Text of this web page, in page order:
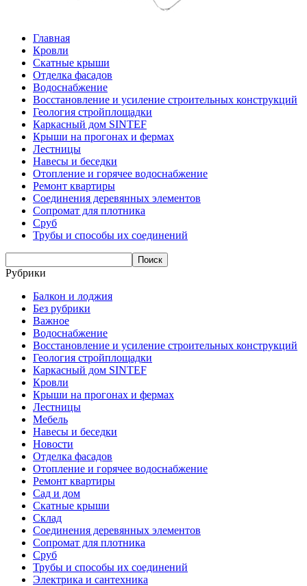
Главная
Кровли
Скатные крыши
Отделка фасадов
Водоснабжение
Восстановление и усиление строительных конструкций
Геология стройплощадки
Каркасный дом SINTEF
Крыши на прогонах и фермах
Лестницы
Навесы и беседки
Отопление и горячее водоснабжение
Ремонт квартиры
Соединения деревянных элементов
Сопромат для плотника
Сруб
Трубы и способы их соединений
Рубрики
Балкон и лоджия
Без рубрики
Важное
Водоснабжение
Восстановление и усиление строительных конструкций
Геология стройплощадки
Каркасный дом SINTEF
Кровли
Крыши на прогонах и фермах
Лестницы
Мебель
Навесы и беседки
Новости
Отделка фасадов
Отопление и горячее водоснабжение
Ремонт квартиры
Сад и дом
Скатные крыши
Склад
Соединения деревянных элементов
Сопромат для плотника
Сруб
Трубы и способы их соединений
Электрика и сантехника